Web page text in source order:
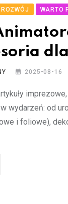
WARTO
2025-08-16
wydarzeń: od
i foliowe),